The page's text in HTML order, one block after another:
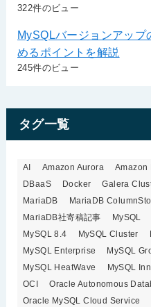
322件のビュー
MySQLバージョンアッ
めるポイントを解説
245件のビュー
タグ一覧
AI Amazon Aurora Amazon
DBaaS
Docker Galera
MariaDB
MariaDB
MariaDB社寄稿記事
MySQL
MySQL 8.4
MySQL Cluster
MySQL Enterprise
MySQL
MySQL HeatWave
MySQL
OCI
Oracle Autonomous
Oracle MySQL Cloud Service